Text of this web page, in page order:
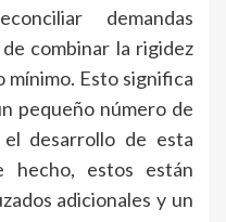
demandas
combinar la rigidez
mínimo. Esto significa
pequeño número de
el desarrollo de esta
hecho, estos están
adicionales y un